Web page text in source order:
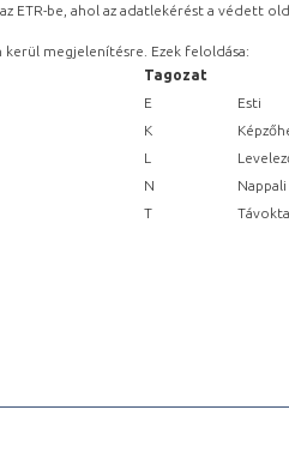
ETR-be, ahol az adatlekérést a védett
megjelenítésre. Ezek feloldása:
Tagozat
E
Esti
K
L
N
Nappali
T